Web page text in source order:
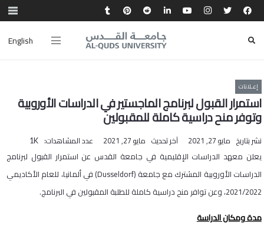
English
إعـلانات
استمرار القبول لبرنامج الماجستير في الدراسات الأوروبية
وتوفر منح دراسية كاملة للمقبولين
نشر بتاريخ مايو 27, 2021 آخر تحديث مايو 27, 2021 عدد المشاهدات: 1K
يعلن معهد الدراسات الإقليمية في جامعة القدس عن استمرار القبول لبرنامج
الدراسات الأوروبية المشترك مع جامعة (Dusseldorf) في ألمانيا، للعام الأكاديمي
2021/2022، وعن توافر منح دراسية كاملة للطلبة المقبولين في البرنامج.
مدة ومكان الدراسة